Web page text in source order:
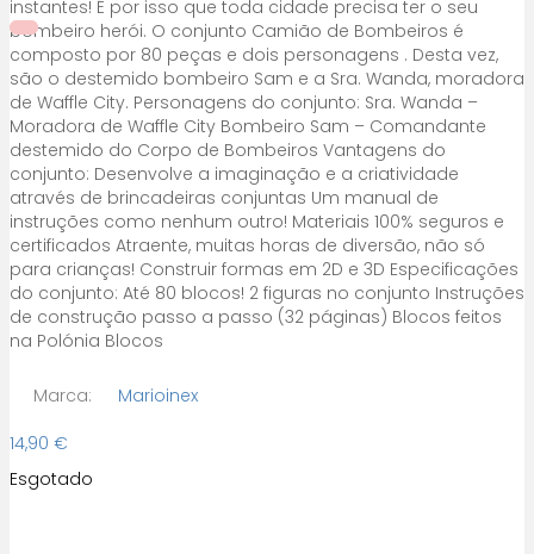
instantes! É por isso que toda cidade precisa ter o seu
bombeiro herói. O conjunto Camião de Bombeiros é
composto por 80 peças e dois personagens . Desta vez,
são o destemido bombeiro Sam e a Sra. Wanda, moradora
de Waffle City. Personagens do conjunto: Sra. Wanda –
Moradora de Waffle City Bombeiro Sam – Comandante
destemido do Corpo de Bombeiros Vantagens do
conjunto: Desenvolve a imaginação e a criatividade
através de brincadeiras conjuntas Um manual de
instruções como nenhum outro! Materiais 100% seguros e
certificados Atraente, muitas horas de diversão, não só
para crianças! Construir formas em 2D e 3D Especificações
do conjunto: Até 80 blocos! 2 figuras no conjunto Instruções
de construção passo a passo (32 páginas) Blocos feitos
na Polónia Blocos
Marca:
Marioinex
14,90 €
Esgotado